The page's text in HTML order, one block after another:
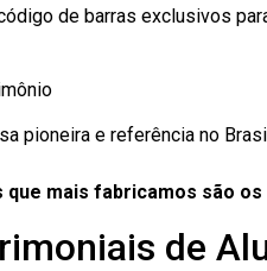
de barras exclusivos
pioneira e referência no
que mais fabricamos são
de